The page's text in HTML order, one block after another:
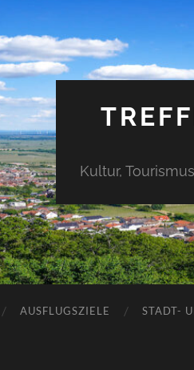
Kultur,
AUSFLUGSZIELE STADT-